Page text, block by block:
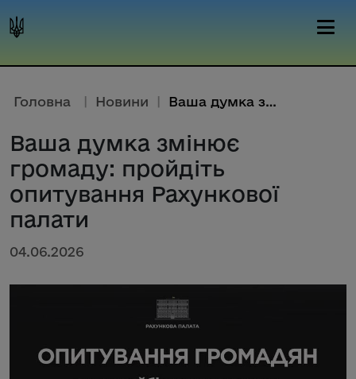
Головна | Новини | Ваша думка змінює громаду: про...
Ваша думка змінює
громаду: пройдіть
опитування Рахункової
палати
04.06.2026